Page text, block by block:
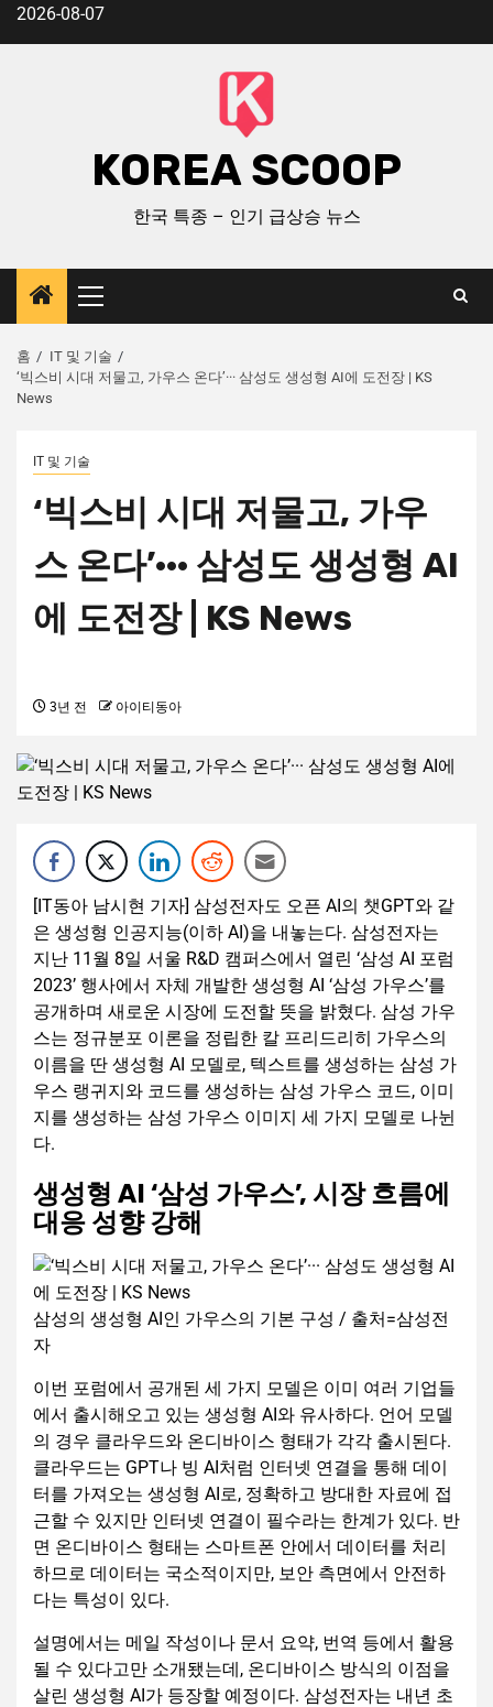
2026-08-07
KOREA SCOOP
한국 특종 – 인기 급상승 뉴스
홈
IT 및 기술
‘빅스비 시대 저물고, 가우스 온다’··· 삼성도 생성형 AI에 도전장 | KS
News
IT 및 기술
‘빅스비 시대 저물고, 가우
스 온다’··· 삼성도 생성형 AI
에 도전장 | KS News
3년 전 아이티동아
[IT동아 남시현 기자] 삼성전자도 오픈 AI의 챗GPT와 같
은 생성형 인공지능(이하 AI)을 내놓는다. 삼성전자는
지난 11월 8일 서울 R&D 캠퍼스에서 열린 ‘삼성 AI 포럼
2023’ 행사에서 자체 개발한 생성형 AI ‘삼성 가우스’를
공개하며 새로운 시장에 도전할 뜻을 밝혔다. 삼성 가우
스는 정규분포 이론을 정립한 칼 프리드리히 가우스의
이름을 딴 생성형 AI 모델로, 텍스트를 생성하는 삼성 가
우스 랭귀지와 코드를 생성하는 삼성 가우스 코드, 이미
지를 생성하는 삼성 가우스 이미지 세 가지 모델로 나뉜
다.
생성형 AI ‘삼성 가우스’, 시장 흐름에
대응 성향 강해
삼성의 생성형 AI인 가우스의 기본 구성 / 출처=삼성전
자
이번 포럼에서 공개된 세 가지 모델은 이미 여러 기업들
에서 출시해오고 있는 생성형 AI와 유사하다. 언어 모델
의 경우 클라우드와 온디바이스 형태가 각각 출시된다.
클라우드는 GPT나 빙 AI처럼 인터넷 연결을 통해 데이
터를 가져오는 생성형 AI로, 정확하고 방대한 자료에 접
근할 수 있지만 인터넷 연결이 필수라는 한계가 있다. 반
면 온디바이스 형태는 스마트폰 안에서 데이터를 처리
하므로 데이터는 국소적이지만, 보안 측면에서 안전하
다는 특성이 있다.
설명에서는 메일 작성이나 문서 요약, 번역 등에서 활용
될 수 있다고만 소개됐는데, 온디바이스 방식의 이점을
살린 생성형 AI가 등장할 예정이다. 삼성전자는 내년 초